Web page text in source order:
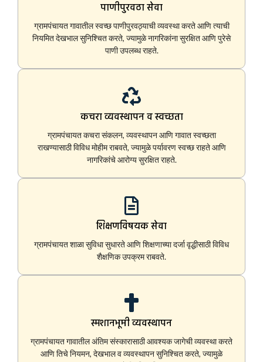
पाणीपुरवठा सेवा
ग्रामपंचायत गावातील स्वच्छ पाणीपुरवठ्याची व्यवस्था करते आणि त्याची
नियमित देखभाल सुनिश्चित करते, ज्यामुळे नागरिकांना सुरक्षित आणि पुरेसे
पाणी उपलब्ध राहते.
कचरा व्यवस्थापन व स्वच्छता
ग्रामपंचायत कचरा संकलन, व्यवस्थापन आणि गावात स्वच्छता
राखण्यासाठी विविध मोहीम राबवते, ज्यामुळे पर्यावरण स्वच्छ राहते आणि
नागरिकांचे आरोग्य सुरक्षित राहते.
शिक्षणविषयक सेवा
ग्रामपंचायत शाळा सुविधा सुधारते आणि शिक्षणाच्या दर्जा वृद्धीसाठी विविध
शैक्षणिक उपक्रम राबवते.
स्मशानभूमी व्यवस्थापन
ग्रामपंचायत गावातील अंतिम संस्कारासाठी आवश्यक जागेची व्यवस्था करते
आणि तिचे नियमन, देखभाल व व्यवस्थापन सुनिश्चित करते, ज्यामुळे